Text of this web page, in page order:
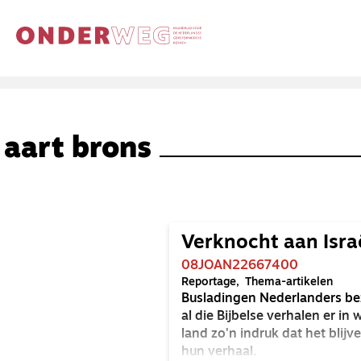
aart brons
Verknocht aan
08JOAN22667400
Reportage Thema-artikelen
Busladingen Nederlanders
al die Bijbelse verhalen er in
land zo'n indruk dat het
hun verhaal.